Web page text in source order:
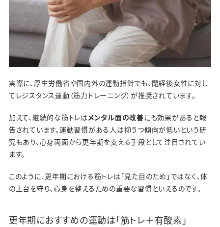
実際に、厚生労働省や国内外の運動指針でも、閉経後女性に対し
てレジスタンス運動（筋力トレーニング）が推奨されています。
加えて、継続的な筋トレはメンタル面の改善にも効果があると報
告されています。運動習慣がある人は抑うつ傾向が低いという研
究もあり、心身両面から更年期を支える手段として注目されてい
ます。
このように、更年期における筋トレは「見た目のため」ではなく、体
の土台を守り、心身を整えるための重要な習慣といえるのです。
更年期におすすめの運動は「筋トレ＋有酸素」